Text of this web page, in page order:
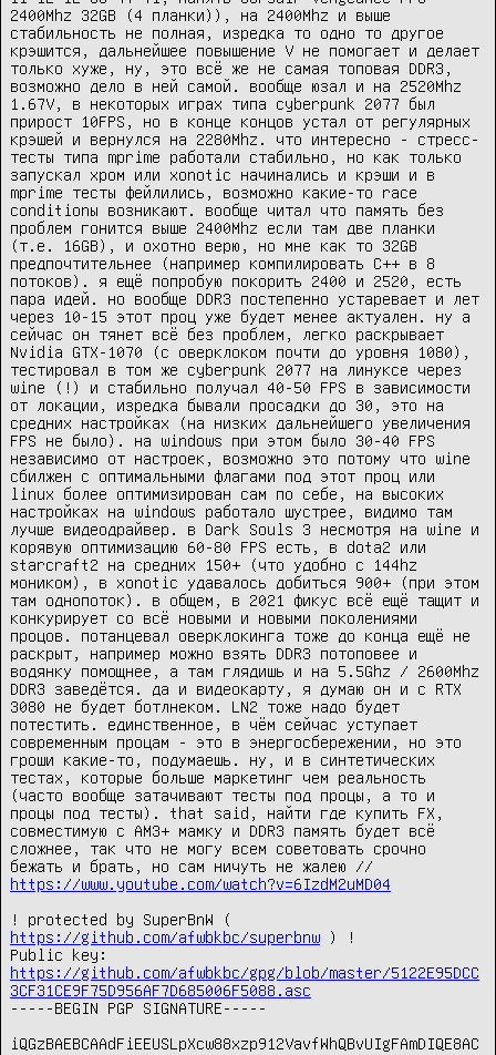
2400Mhz 32GB (4 планки)), на 2400Mhz и выше
стабильность не полная, изредка то одно то другое
крэшится, дальнейшее повышение V не помогает и делает
только хуже, ну, это всё же не самая топовая DDR3,
возможно дело в ней самой. вообще юзал и на 2520Mhz
1.67V, в некоторых играх типа cyberpunk 2077 был
прирост 10FPS, но в конце концов устал от регулярных
крэшей и вернулся на 2280Mhz. что интересно - стресс-
тесты типа mprime работали стабильно, но как только
запускал хром или xonotic начинались и крэши и в
mprime тесты фейлились, возможно какие-то race
conditionы возникают. вообще читал что память без
проблем гонится выше 2400Mhz если там две планки
(т.е. 16GB), и охотно верю, но мне как то 32GB
предпочтительнее (например компилировать С++ в 8
потоков). я ещё попробую покорить 2400 и 2520, есть
пара идей. но вообще DDR3 постепенно устаревает и лет
через 10-15 этот проц уже будет менее актуален. ну а
сейчас он тянет всё без проблем, легко раскрывает
Nvidia GTX-1070 (с оверклоком почти до уровня 1080),
тестировал в том же cyberpunk 2077 на линуксе через
wine (!) и стабильно получал 40-50 FPS в зависимости
от локации, изредка бывали просадки до 30, это на
средних настройках (на низких дальнейшего увеличения
FPS не было). на windows при этом было 30-40 FPS
независимо от настроек, возможно это потому что wine
сбилжен с оптимальными флагами под этот проц или
linux более оптимизирован сам по себе, на высоких
настройках на windows работало шустрее, видимо там
лучше видеодрайвер. в Dark Souls 3 несмотря на wine и
корявую оптимизацию 60-80 FPS есть, в dota2 или
starcraft2 на средних 150+ (что удобно с 144hz
моником), в xonotic удавалось добиться 900+ (при этом
там однопоток). в общем, в 2021 фикус всё ещё тащит и
конкурирует со всё новыми и новыми поколениями
процов. потанцевал оверклокинга тоже до конца ещё не
раскрыт, например можно взять DDR3 потоповее и
водянку помощнее, а там глядишь и на 5.5Ghz / 2600Mhz
DDR3 заведётся. да и видеокарту, я думаю он и с RTX
3080 не будет ботлнеком. LN2 тоже надо будет
потестить. единственное, в чём сейчас уступает
современным процам - это в энергосбережении, но это
гроши какие-то, подумаешь. ну, и в синтетических
тестах, которые больше маркетинг чем реальность
(часто вообще затачивают тесты под процы, а то и
процы под тесты). that said, найти где купить FX,
совместимую с AM3+ мамку и DDR3 память будет всё
сложнее, так что не могу всем советовать срочно
https://www.youtube.com/watch?v=6IzdM2uMD04
https://github.com/afwbkbc/superbnw ) !
https://github.com/afwbkbc/gpg/blob/master/5122E95DCC
3CF31CE9F75D956AF7D685006F5088.asc
-----BEGIN PGP SIGNATURE-----
iQGzBAEBCAAdFiEEUSLpXcw88xzp912VavfWhQBvUIgFAmDIQE8AC